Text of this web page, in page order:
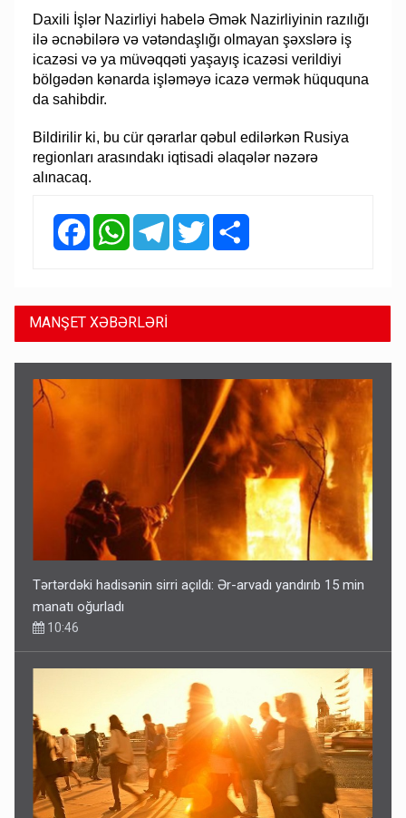
Daxili İşlər Nazirliyi habelə Əmək Nazirliyinin razılığı
ilə əcnəbilərə və vətəndaşlığı olmayan şəxslərə iş
icazəsi və ya müvəqqəti yaşayış icazəsi verildiyi
bölgədən kənarda işləməyə icazə vermək hüququna
da sahibdir.
Bildirilir ki, bu cür qərarlar qəbul edilərkən Rusiya
regionları arasındakı iqtisadi əlaqələr nəzərə
alınacaq.
FacebookWhatsAppTelegramTwitter
MANŞET XƏBƏRLƏRİ
Tərtərdəki hadisənin sirri açıldı: Ər-arvadı yandırıb 15 min
manatı oğurladı
10:46